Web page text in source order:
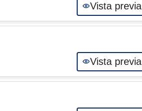
Vista previa
Vista previa